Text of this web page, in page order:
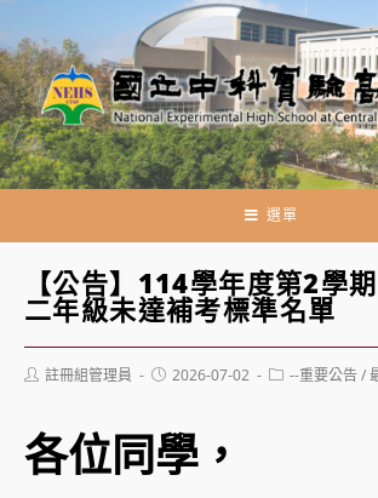
轉
至
主
要
內
選單
【公告】114學年度第2學
二年級未達補考標準名單
Post註冊組管理員
Post2026-07-02
Post--重要公告/
各位同學，